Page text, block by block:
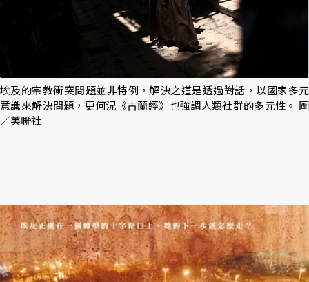
埃及的宗教衝突問題並非特例，解決之道是透過對話，以國家多元
意識來解決問題，更何況《古蘭經》也強調人類社群的多元性。 圖
／美聯社